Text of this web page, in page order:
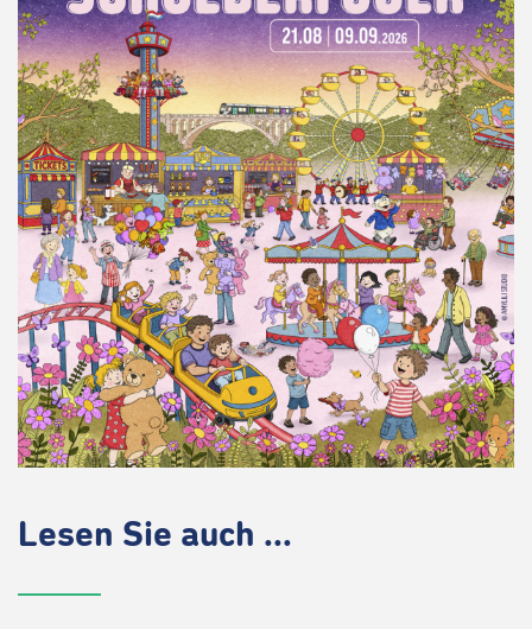
Lesen Sie auch ...